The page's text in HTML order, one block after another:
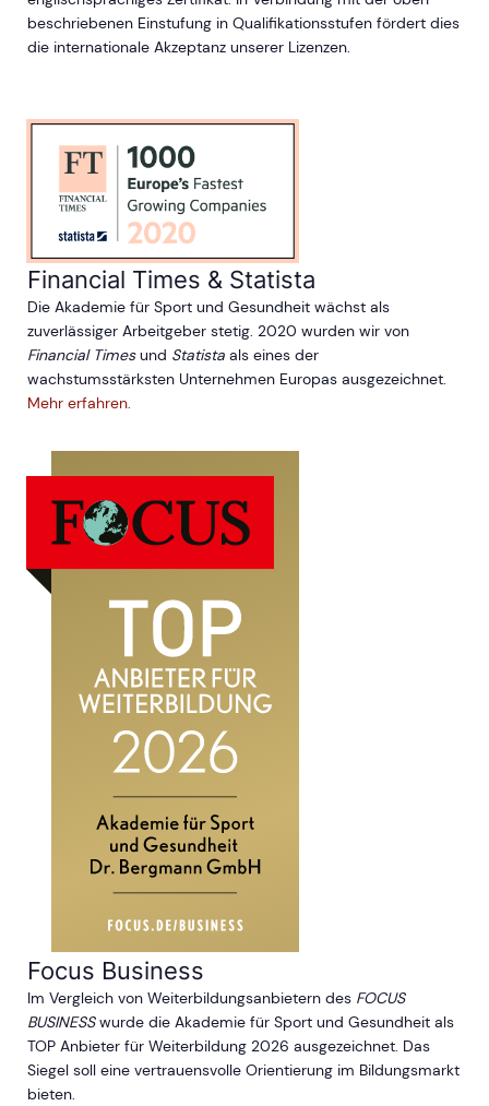
beschriebenen Einstufung in Qualifikationsstufen fördert dies
die internationale Akzeptanz unserer Lizenzen.
Financial Times & Statista
Die Akademie für Sport und Gesundheit wächst als
zuverlässiger Arbeitgeber stetig. 2020 wurden wir von
Financial Timesund Statista als eines der
wachstumsstärksten Unternehmen Europas ausgezeichnet.
Mehr erfahren.
Focus Business
Im Vergleich von Weiterbildungsanbietern des FOCUS
BUSINESSwurde die Akademie für Sport und Gesundheit als
TOP Anbieter für Weiterbildung 2026 ausgezeichnet. Das
Siegel soll eine vertrauensvolle Orientierung im Bildungsmarkt
bieten.